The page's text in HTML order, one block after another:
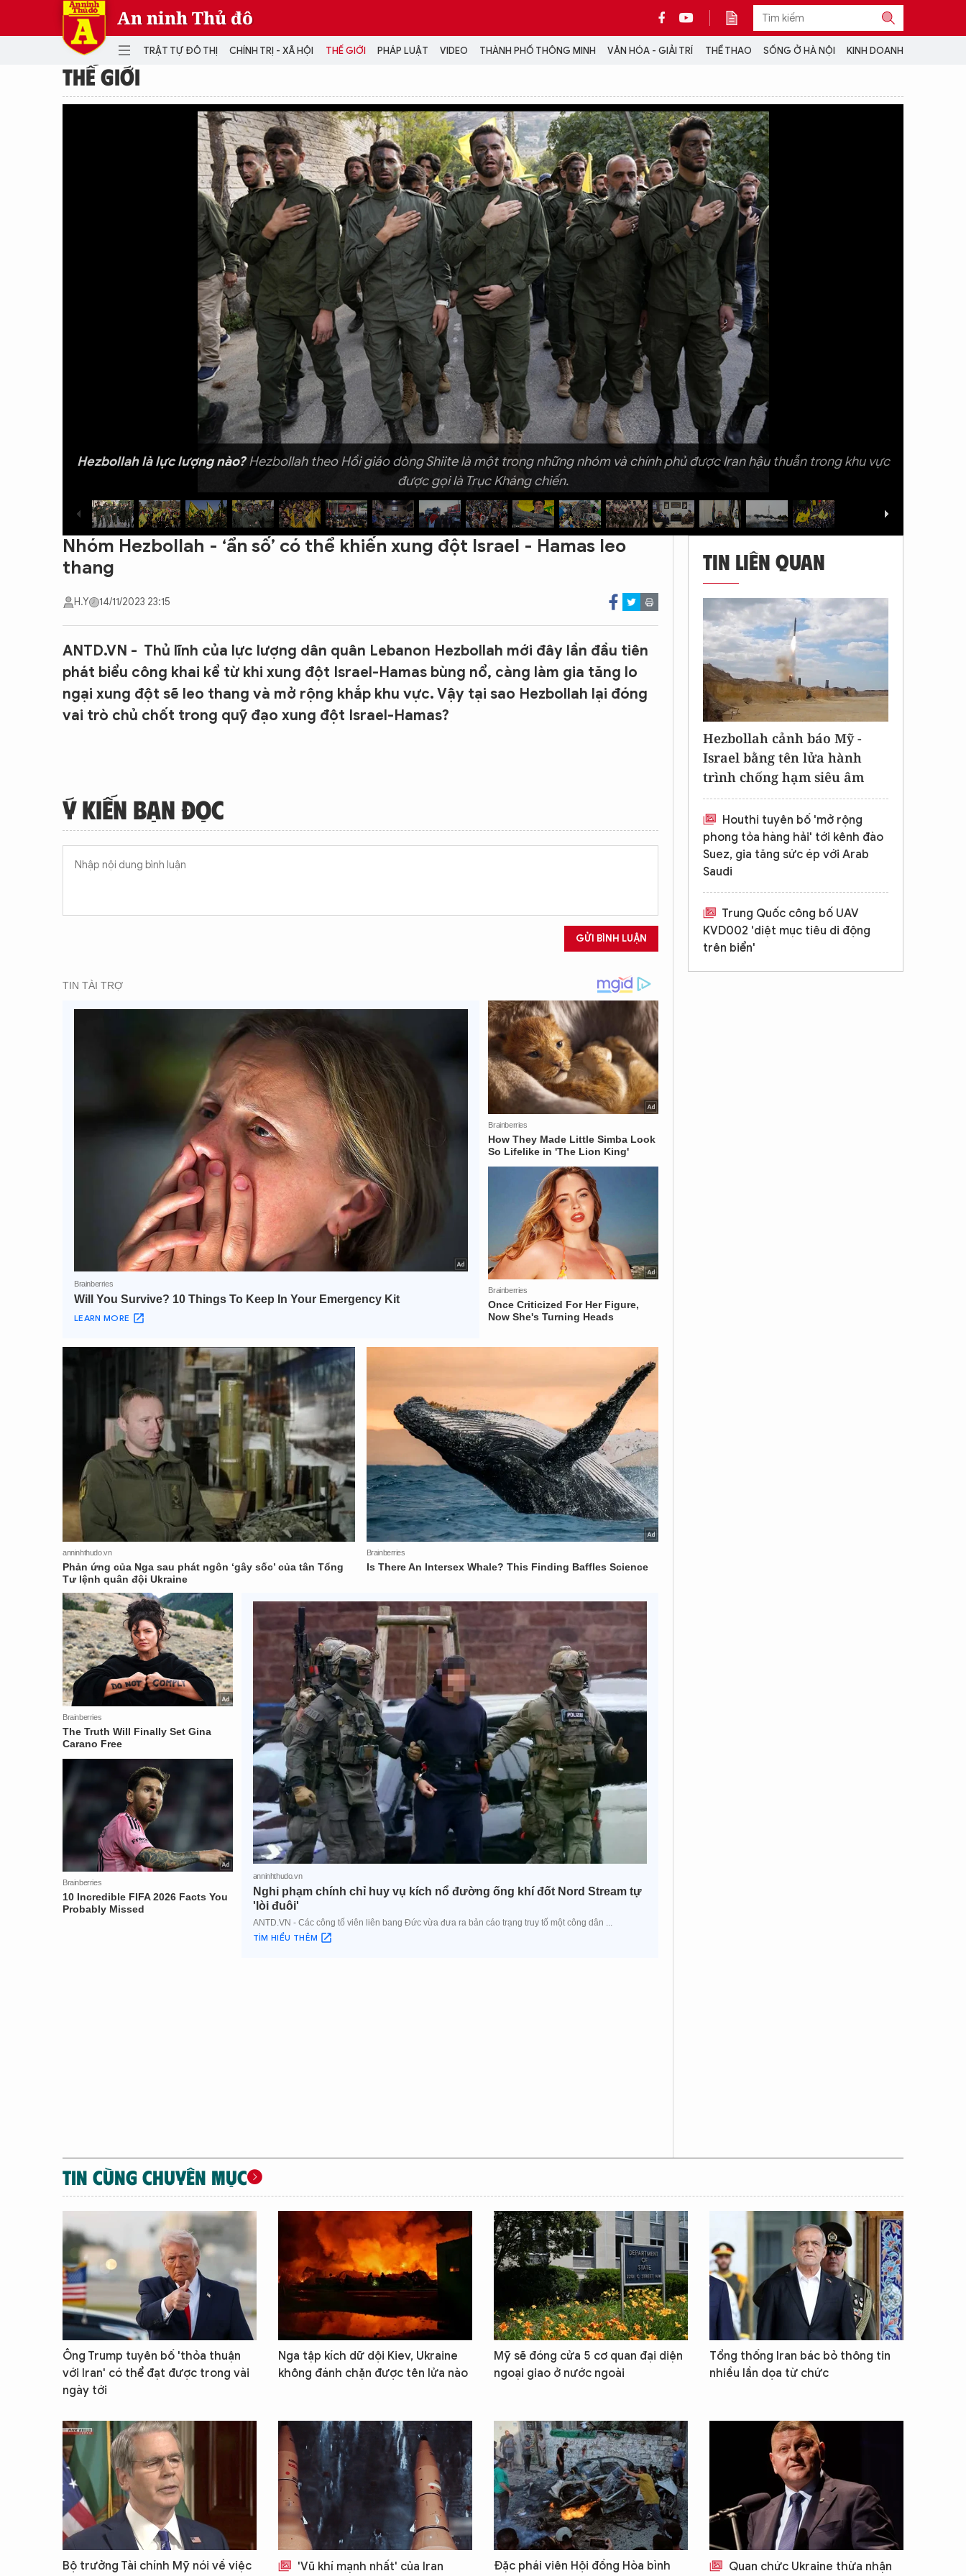
An ninh Thủ đô
TRẬT TỰ ĐÔ THỊ CHÍNH TRỊ - XÃ HỘI THẾ GIỚI PHÁP LUẬT VIDEO THÀNH PHỐ THÔNG MINH VĂN HÓA - GIẢI TRÍ THỂ THAO SỐNG Ở HÀ NỘI KINH DOANH
TRẬT TỰ ĐÔ THỊ CHÍNH TRỊ - XÃ HỘI
Đại hội Đảng
PHÁP LUẬT
THÀNH PHỐ THÔNG MINH
VĂN HÓA - GIẢI TRÍ
SỐNG Ở HÀ NỘI
MULTIMEDIA
Podcast
Video
Ảnh
Infographic
CON ĐƯỜNG KHỞI NGHIỆP
VIDEO
PODCAST
ẢNH
LONGFORM
INFOGRAPHIC
LỊCH VẠN SỰ
CỘNG TÁC VỚI ANTĐ
TRA CỨU XE
HOTLINE: 032 9907 579
THẾ GIỚI
Hezbollah là lực lượng nào?Hezbollah theo Hồi giáo dòng Shiite là một trong những nhóm và chính phủ được Iran hậu thuẫn trong khu vực
được gọi là Trục Kháng chiến.
Nhóm Hezbollah - ‘ẩn số’ có thể khiến xung đột Israel - Hamas leo
thang
H.Y 14/11/2023 23:15
ANTD.VN - Thủ lĩnh của lực lượng dân quân Lebanon Hezbollah mới đây lần đầu tiên
phát biểu công khai kể từ khi xung đột Israel-Hamas bùng nổ, càng làm gia tăng lo
ngại xung đột sẽ leo thang và mở rộng khắp khu vực. Vậy tại sao Hezbollah lại đóng
vai trò chủ chốt trong quỹ đạo xung đột Israel-Hamas?
Ý KIẾN BẠN ĐỌC
GỬI BÌNH LUẬN
TIN LIÊN QUAN
Hezbollah cảnh báo Mỹ -
Israel bằng tên lửa hành
trình chống hạm siêu âm
Houthi tuyên bố 'mở rộng
phong tỏa hàng hải' tới kênh đào
Suez, gia tăng sức ép với Arab
Saudi
Trung Quốc công bố UAV
KVD002 'diệt mục tiêu di động
trên biển'
TIN CÙNG CHUYÊN MỤC
Ông Trump tuyên bố 'thỏa thuận
với Iran' có thể đạt được trong vài
ngày tới
Nga tập kích dữ dội Kiev, Ukraine
không đánh chặn được tên lửa nào
Mỹ sẽ đóng cửa 5 cơ quan đại diện
ngoại giao ở nước ngoài
Tổng thống Iran bác bỏ thông tin
nhiều lần dọa từ chức
Bộ trưởng Tài chính Mỹ nói về việc 'Vũ khí mạnh nhất' của Iran Đặc phái viên Hội đồng Hòa bình Quan chức Ukraine thừa nhận